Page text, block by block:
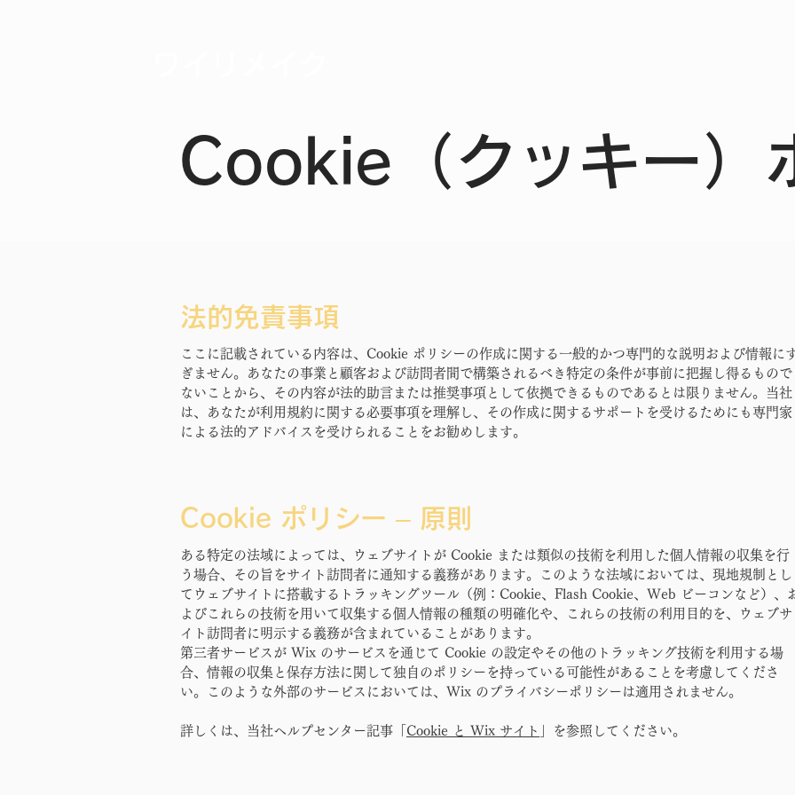
Cookie（クッキー）
法的免責事項
ここに記載されている内容は、Cookie ポリシーの作成に関する一般的かつ専門的な説明および情報に
ぎません。あなたの事業と顧客および訪問者間で構築されるべき特定の条件が事前に把握し得るもので
ないことから、その内容が法的助言または推奨事項として依拠できるものであるとは限りません。当社
は、あなたが利用規約に関する必要事項を理解し、その作成に関するサポートを受けるためにも専門家
による法的アドバイスを受けられることをお勧めします。
Cookie ポリシー – 原則
ある特定の法域によっては、ウェブサイトが Cookie または類似の技術を利用した個人情報の収集を行
う場合、その旨をサイト訪問者に通知する義務があります。このような法域においては、現地規制とし
てウェブサイトに搭載するトラッキングツール（例：Cookie、Flash Cookie、Web ビーコンなど）、
よびこれらの技術を用いて収集する個人情報の種類の明確化や、これらの技術の利用目的を、ウェブサ
イト訪問者に明示する義務が含まれていることがあります。
第三者サービスが Wix のサービスを通じて Cookie の設定やその他のトラッキング技術を利用する場
合、情報の収集と保存方法に関して独自のポリシーを持っている可能性があることを考慮してくださ
い。このような外部のサービスにおいては、Wix のプライバシーポリシーは適用されません。
詳しくは、当社ヘルプセンター記事「 Cookie と Wix サイト 」を参照してください。